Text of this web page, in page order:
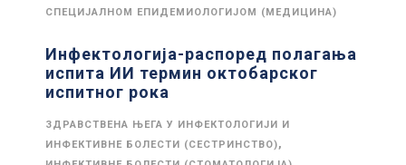
СПЕЦИЈАЛНОМ ЕПИДЕМИОЛОГИЈОМ (МЕДИЦИНА)
Инфектологија-распоред полагања
испита ИИ термин октобарског
испитног рока
ЗДРАВСТВЕНА ЊЕГА У ИНФЕКТОЛОГИЈИ И
ИНФЕКТИВНЕ БОЛЕСТИ (СЕСТРИНСТВО),